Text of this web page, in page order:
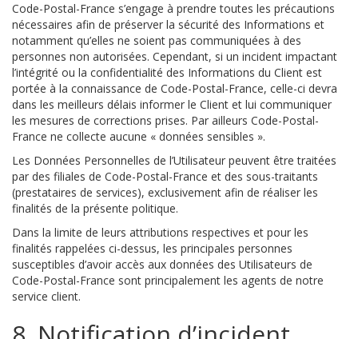
Code-Postal-France s’engage à prendre toutes les précautions
nécessaires afin de préserver la sécurité des Informations et
notamment qu’elles ne soient pas communiquées à des
personnes non autorisées. Cependant, si un incident impactant
l’intégrité ou la confidentialité des Informations du Client est
portée à la connaissance de Code-Postal-France, celle-ci devra
dans les meilleurs délais informer le Client et lui communiquer
les mesures de corrections prises. Par ailleurs Code-Postal-
France ne collecte aucune « données sensibles ».
Les Données Personnelles de l’Utilisateur peuvent être traitées
par des filiales de Code-Postal-France et des sous-traitants
(prestataires de services), exclusivement afin de réaliser les
finalités de la présente politique.
Dans la limite de leurs attributions respectives et pour les
finalités rappelées ci-dessus, les principales personnes
susceptibles d’avoir accès aux données des Utilisateurs de
Code-Postal-France sont principalement les agents de notre
service client.